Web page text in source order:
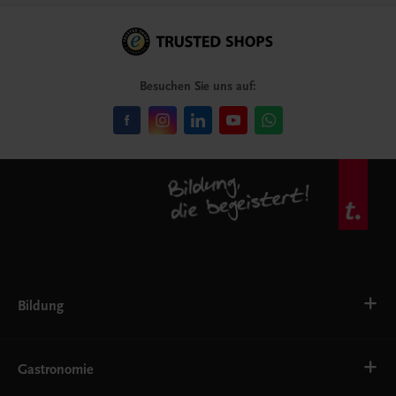
Besuchen Sie uns auf:
Bildung
Ernährung
Gastronomie